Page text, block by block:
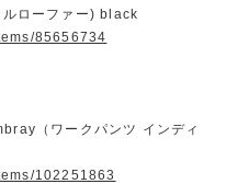
ローファー) black
85656734
（ワークパンツ インディ
102251863